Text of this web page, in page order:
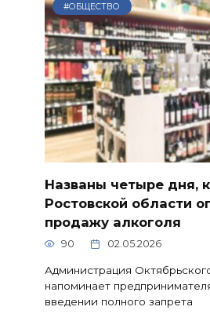
#ОБЩЕСТВО
Названы четыре дня,
Ростовской области
продажу алкоголя
90 02.05.2026
Администрация
напоминает
введении полного запрета